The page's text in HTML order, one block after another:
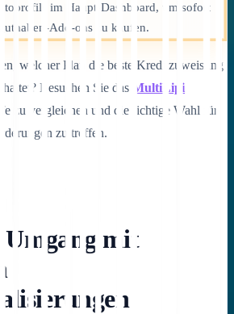
im Haupt-Dashboard, um sofort
Add-ons zu kaufen.
welcher Plan die beste Kreditzuweisung
Besuchen Sie das MultiLipi
zu vergleichen und die richtige Wahl für
zu treffen.
mit